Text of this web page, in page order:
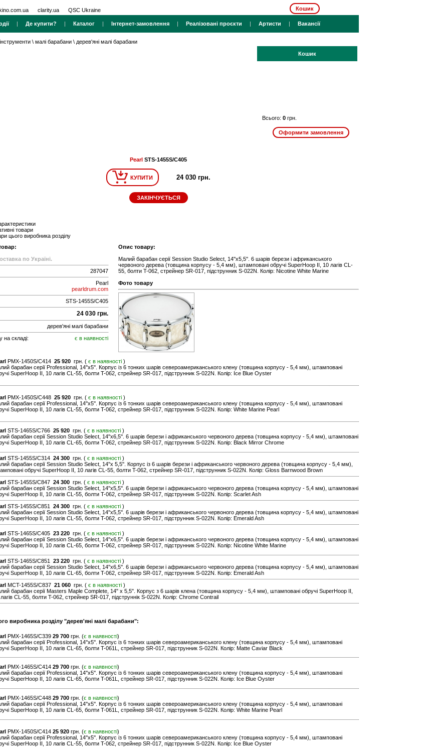
clarity.ua QSC Ukraine Кошик
| Де купити? | Каталог | Інтернет-замовлення | Реалізовані проєкти | Артисти | Вакансії
\ малі барабани \ дерев'яні малі барабани
Кошик
Всього: 0 грн.
Pearl STS-1455S/C405
КУПИТИ 24 030 грн.
ЗАКІНЧУЄТЬСЯ
товари
цього виробника розділу
по Україні.
287047
Pearl
pearldrum.com
STS-1455S/C405
24 030 грн.
дерев'яні малі барабани
на складі:
є в наявності
Опис товару:
Малий барабан серії Session Studio Select, 14''x5,5''. 6 шарів берези і африканського
червоного дерева (товщина корпусу - 5,4 мм), штамповані обручі SuperHoop II, 10 лагів CL-
55, болти T-062, стрейнер SR-017, підструнник S-022N. Колір: Nicotine White Marine
Фото товару
PMX-1450S/C414 25 920 грн. ( є в наявності )
барабан серії Professional, 14''x5''. Корпус із 6 тонких шарів североамериканського клену (товщина корпусу - 5,4 мм), штамповані
SuperHoop II, 10 лагів CL-55, болти T-062, стрейнер SR-017, підструнник S-022N. Колір: Ice Blue Oyster
PMX-1450S/C448 25 920 грн. ( є в наявності )
барабан серії Professional, 14''x5''. Корпус із 6 тонких шарів североамериканського клену (товщина корпусу - 5,4 мм), штамповані
SuperHoop II, 10 лагів CL-55, болти T-062, стрейнер SR-017, підструнник S-022N. Колір: White Marine Pearl
STS-1465S/C766 25 920 грн. ( є в наявності )
барабан серії Session Studio Select, 14''x6,5''. 6 шарів берези і африканського червоного дерева (товщина корпусу - 5,4 мм), штамповані
SuperHoop II, 10 лагів CL-65, болти T-062, стрейнер SR-017, підструнник S-022N. Колір: Black Mirror Chrome
STS-1455S/C314 24 300 грн. ( є в наявності )
барабан серії Session Studio Select, 14''x 5,5''. Корпус iз 6 шарів берези і африканського червоного дерева (товщина корпусу - 5,4 мм),
обручі SuperHoop II, 10 лагів CL-55, болти T-062, стрейнер SR-017, пiдструнник S-022N. Колір: Gloss Barnwood Brown
STS-1455S/C847 24 300 грн. ( є в наявності )
барабан серії Session Studio Select, 14''x5,5''. 6 шарів берези і африканського червоного дерева (товщина корпусу - 5,4 мм), штамповані
SuperHoop II, 10 лагів CL-55, болти T-062, стрейнер SR-017, підструнник S-022N. Колір: Scarlet Ash
STS-1455S/C851 24 300 грн. ( є в наявності )
барабан серії Session Studio Select, 14''x5,5''. 6 шарів берези і африканського червоного дерева (товщина корпусу - 5,4 мм), штамповані
SuperHoop II, 10 лагів CL-55, болти T-062, стрейнер SR-017, підструнник S-022N. Колір: Emerald Ash
STS-1465S/C405 23 220 грн. ( є в наявності )
барабан серії Session Studio Select, 14''x6,5''. 6 шарів берези і африканського червоного дерева (товщина корпусу - 5,4 мм), штамповані
SuperHoop II, 10 лагів CL-65, болти T-062, стрейнер SR-017, підструнник S-022N. Колір: Nicotine White Marine
STS-1465S/C851 23 220 грн. ( є в наявності )
барабан серії Session Studio Select, 14''x6,5''. 6 шарів берези і африканського червоного дерева (товщина корпусу - 5,4 мм), штамповані
SuperHoop II, 10 лагів CL-65, болти T-062, стрейнер SR-017, підструнник S-022N. Колір: Emerald Ash
MCT-1455S/C837 21 060 грн. ( є в наявності )
барабан серії Masters Maple Complete, 14" x 5,5". Корпус з 6 шарів клена (товщина корпусу - 5,4 мм), штамповані обручі SuperHoop II,
CL-55, болти T-062, стрейнер SR-017, пiдструннік S-022N. Колір: Chrome Contrail
виробника розділу "дерев'яні малі барабани":
PMX-1465S/C339 29 700 грн. (є в наявності)
барабан серії Professional, 14''x5''. Корпус із 6 тонких шарів североамериканського клену (товщина корпусу - 5,4 мм), штамповані
SuperHoop II, 10 лагів CL-65, болти T-061L, стрейнер SR-017, підструнник S-022N. Колір: Matte Caviar Black
PMX-1465S/C414 29 700 грн. (є в наявності)
барабан серії Professional, 14''x5''. Корпус із 6 тонких шарів североамериканського клену (товщина корпусу - 5,4 мм), штамповані
SuperHoop II, 10 лагів CL-65, болти T-061L, стрейнер SR-017, підструнник S-022N. Колір: Ice Blue Oyster
PMX-1465S/C448 29 700 грн. (є в наявності)
барабан серії Professional, 14''x5''. Корпус із 6 тонких шарів североамериканського клену (товщина корпусу - 5,4 мм), штамповані
SuperHoop II, 10 лагів CL-65, болти T-061L, стрейнер SR-017, підструнник S-022N. Колір: White Marine Pearl
PMX-1450S/C414 25 920 грн. (є в наявності)
барабан серії Professional, 14''x5''. Корпус із 6 тонких шарів североамериканського клену (товщина корпусу - 5,4 мм), штамповані
SuperHoop II, 10 лагів CL-55, болти T-062, стрейнер SR-017, підструнник S-022N. Колір: Ice Blue Oyster